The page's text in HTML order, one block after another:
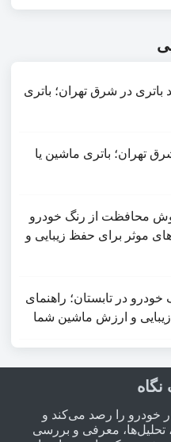
باتری در شرق تهران؛ باتری
تهران؛ باتری ماشین یا
محافظت از رنگ خودرو
موثر برای حفظ زیبایی و
در تابستان؛ راهنمای
و ارزش ماشین شما
از سال ۱۳۸۹ بازار خودرو را رصد می‌کند و
تحلیل‌ها، معرفی و بررسی